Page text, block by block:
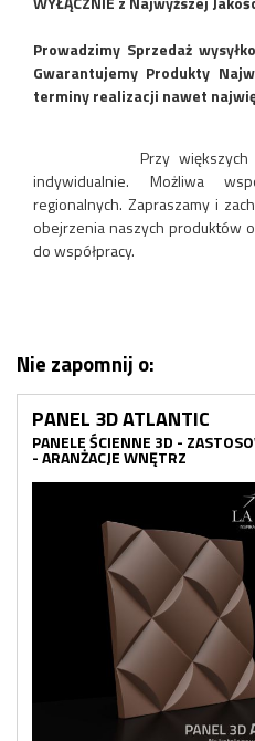
Prowadzimy Sprzedaż
Gwarantujemy Produkty
terminy realizacji nawet
Przy większych
indywidualnie. Możliwa
regionalnych. Zapraszamy i
obejrzenia naszych produktów
do współpracy.
Nie zapomnij o:
PANEL 3D ATLANTIC
PANELE ŚCIENNE 3D -
- ARANŻACJE WNĘTRZ